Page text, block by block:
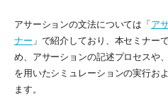
アサーションの文法については「ア
ナー 」で紹介しており、本セミナー
め、アサーションの記述プロセスや
を用いたシミュレーションの実行お
ます。